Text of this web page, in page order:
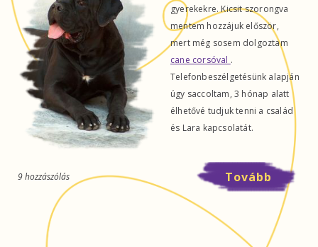
gyerekekre. Kicsit szorongva
mentem hozzájuk először,
mert még sosem dolgoztam
cane corsóval .
Telefonbeszélgetésünk alapján
úgy saccoltam, 3 hónap alatt
élhetővé tudjuk tenni a család
és Lara kapcsolatát.
Tovább
9 hozzászólás